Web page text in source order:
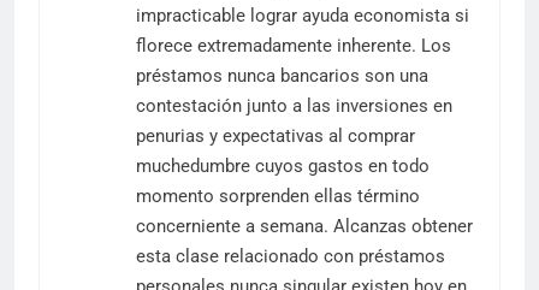
impracticable lograr ayuda economista si
florece extremadamente inherente. Los
préstamos nunca bancarios son una
contestación junto a las inversiones en
penurias y expectativas al comprar
muchedumbre cuyos gastos en todo
momento sorprenden ellas término
concerniente a semana. Alcanzas obtener
esta clase relacionado con préstamos